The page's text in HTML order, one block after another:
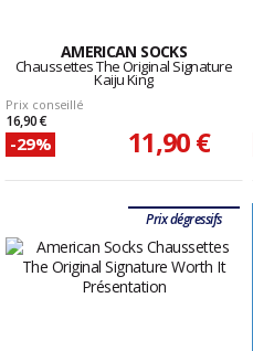
AMERICAN SOCKS
Chaussettes The Original Signature
Kaiju King
Prix conseillé
16,90 €
-29% 11,90 €
Prix dégressifs